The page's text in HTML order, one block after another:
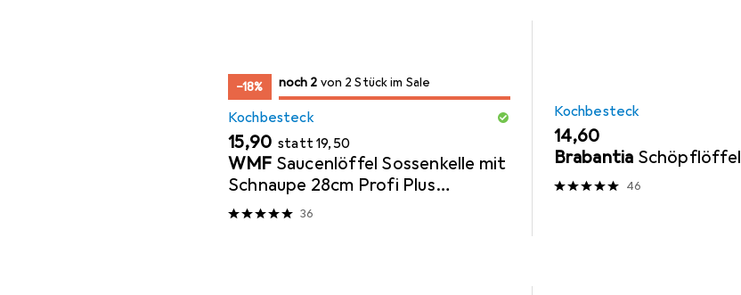
−18% 2/ 2
2/ 2 im Sale
noch 2 von 2 Stück im Sale
Kochbesteck
EUR
15,90 stattEUR
19,50
WMF Saucenlöffel Sossenkelle mit
Schnaupe 28cm Profi Plus
Edelstahl teilmatt
36
Kochbesteck
EUR
14,60
Brabantia Schöpflöffel
46